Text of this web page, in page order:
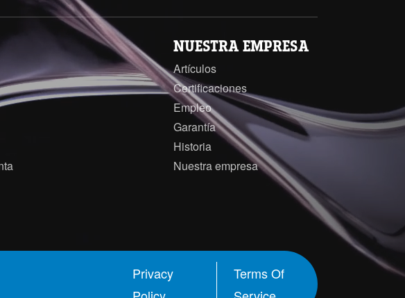
NUESTRA EMPRESA
Artículos
Certificaciones
Empleo
Garantía
Historia
Nuestra empresa
Privacy
Terms Of